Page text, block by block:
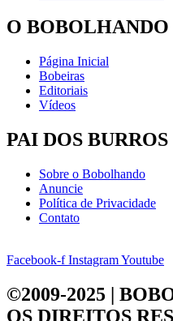
O BOBOLHANDO
Página Inicial
Bobeiras
Editoriais
Vídeos
PAI DOS BURROS
Sobre o Bobolhando
Anuncie
Política de Privacidade
Contato
Facebook-f InstagramYoutube
©2009-2025 |
OS DIREITOS